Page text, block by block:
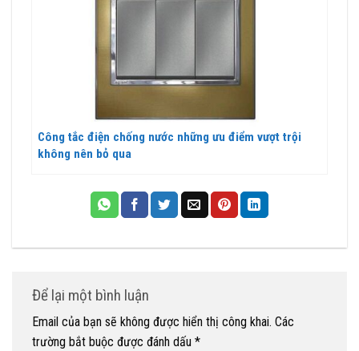
Công tắc điện chống nước những ưu điểm vượt trội
không nên bỏ qua
Để lại một bình luận
Email của bạn sẽ không được hiển thị công khai. Các
trường bắt buộc được đánh dấu *